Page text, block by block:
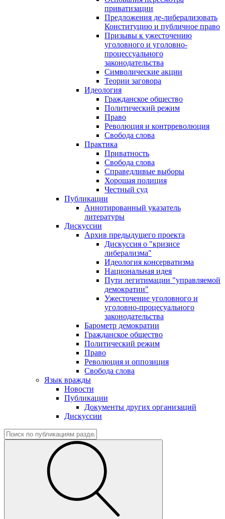
приватизации
Предложения де-либерализовать
Конституцию и публичное право
Призывы к ужесточению
уголовного и уголовно-
процессуального
законодательства
Символические акции
Теории заговора
Идеология
Гражданское общество
Политический режим
Право
Революция и контрреволюция
Свобода слова
Практика
Приватность
Свобода слова
Справедливые выборы
Хорошая полиция
Честный суд
Публикации
Аннотированный указатель
литературы
Дискуссии
Архив предыдущего проекта
Дискуссия о "кризисе
либерализма"
Идеология консерватизма
Национальная идея
Пути легитимации "управляемой
демократии"
Ужесточение уголовного и
уголовно-процесуального
законодательства
Барометр демократии
Гражданское общество
Политический режим
Право
Революция и оппозиция
Свобода слова
Язык вражды
Новости
Публикации
Документы других организаций
Дискуссии